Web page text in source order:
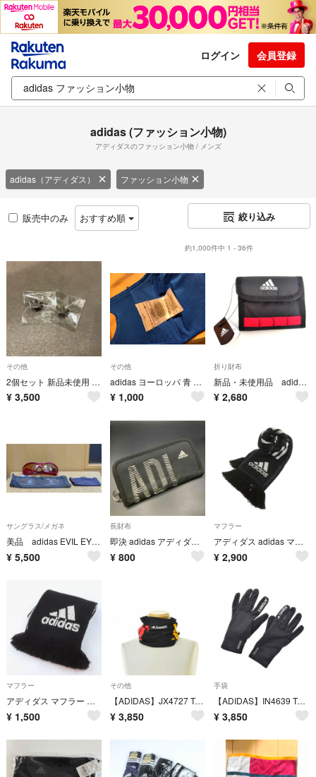
ログイン 会員登録
adidas (ファッション小物)
アディダスのファッション小物 / メンズ
adidas（アディダス） ファッション小物
販売中のみ おすすめ順 絞り込み
約1,000件中 1 - 36件
その他
2個セット 新品未使用 非売品ADIDAS アディダス ピンバッジ ノベリティー
¥ 3,500
その他
adidas ヨーロッパ 青 マスク ブルーバード アディダス フェイスカバー
¥ 1,000
折り財布
新品・未使用品 adidas アディダス 財布 マジックテープタイプ ブラック
¥ 2,680
サングラス/メガネ
美品 adidas EVIL EYE PRO a127 アディダス イビルアイプロ
¥ 5,500
長財布
即決 adidas アディダス 長財布 ブラック
¥ 800
マフラー
アディダス adidas マフラー ブラック ロゴ FREE
¥ 2,900
マフラー
アディダス マフラー ブランド オールブラックス ラグビー ワールドカップ2007 メンズ ブラック adidas
¥ 1,500
その他
【ADIDAS】JX4727 Terrex DSVネックウォーマー
¥ 3,850
手袋
【ADIDAS】IN4639 Terrex COLD.RDY Glovesグローブ
¥ 3,850